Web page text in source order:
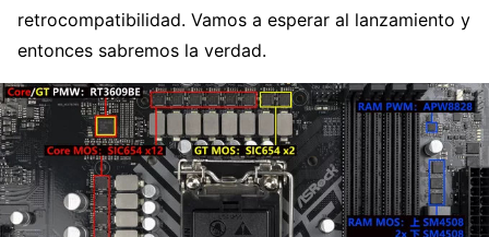
retrocompatibilidad. Vamos a esperar al lanzamiento y
entonces sabremos la verdad.